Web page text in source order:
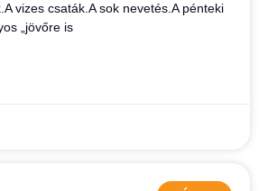
vizes csaták.A sok nevetés.A pénteki
„jövőre is